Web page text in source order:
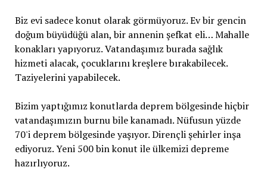
Biz evi sadece konut olarak görmüyoruz. Ev bir gencin
doğum büyüdüğü alan, bir annenin şefkat eli… Mahalle
konakları yapıyoruz. Vatandaşımız burada sağlık
hizmeti alacak, çocuklarını kreşlere bırakabilecek.
Taziyelerini yapabilecek.
Bizim yaptığımız konutlarda deprem bölgesinde hiçbir
vatandaşımızın burnu bile kanamadı. Nüfusun yüzde
70'i deprem bölgesinde yaşıyor. Dirençli şehirler inşa
ediyoruz. Yeni 500 bin konut ile ülkemizi depreme
hazırlıyoruz.